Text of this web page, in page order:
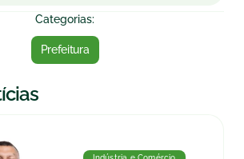
Categorias:
Prefeitura